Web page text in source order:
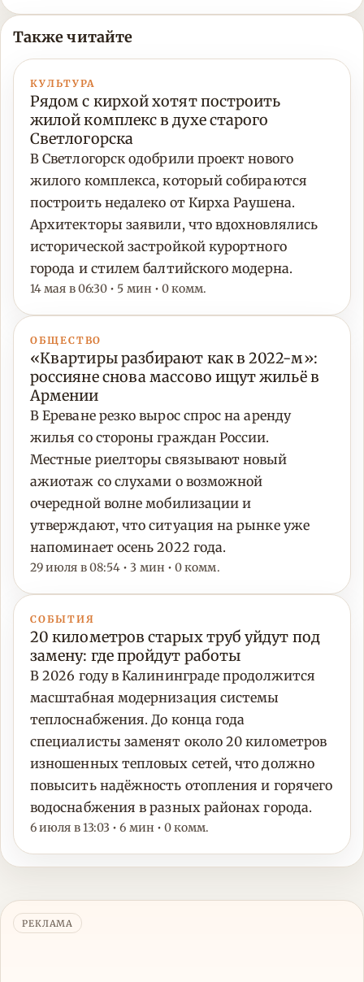
Также читайте
КУЛЬТУРА
Рядом с кирхой хотят построить
жилой комплекс в духе старого
Светлогорска
В Светлогорск одобрили проект нового
жилого комплекса, который собираются
построить недалеко от Кирха Раушена.
Архитекторы заявили, что вдохновлялись
исторической застройкой курортного
города и стилем балтийского модерна.
14 мая в 06:30 • 5 мин • 0 комм.
ОБЩЕСТВО
«Квартиры разбирают как в 2022-м»:
россияне снова массово ищут жильё в
Армении
В Ереване резко вырос спрос на аренду
жилья со стороны граждан России.
Местные риелторы связывают новый
ажиотаж со слухами о возможной
очередной волне мобилизации и
утверждают, что ситуация на рынке уже
напоминает осень 2022 года.
29 июля в 08:54 • 3 мин • 0 комм.
СОБЫТИЯ
20 километров старых труб уйдут под
замену: где пройдут работы
В 2026 году в Калининграде продолжится
масштабная модернизация системы
теплоснабжения. До конца года
специалисты заменят около 20 километров
изношенных тепловых сетей, что должно
повысить надёжность отопления и горячего
водоснабжения в разных районах города.
6 июля в 13:03 • 6 мин • 0 комм.
РЕКЛАМА